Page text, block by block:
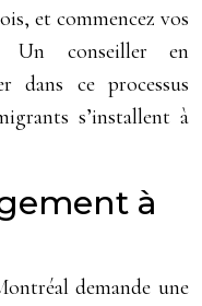
et commencez vos
Un conseiller en
dans ce processus
s’installent à
à
demande une